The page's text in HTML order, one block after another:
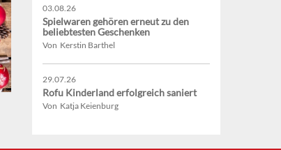
03.08.26
Spielwaren gehören erneut zu den
beliebtesten Geschenken
Von Kerstin Barthel
29.07.26
Rofu Kinderland erfolgreich saniert
Von Katja Keienburg